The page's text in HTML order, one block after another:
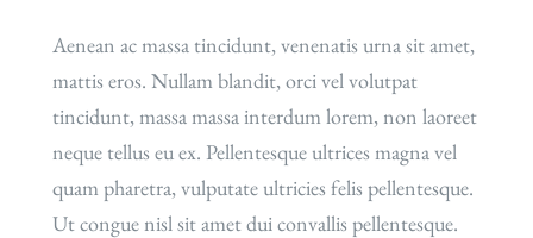
Aenean ac massa tincidunt, venenatis urna sit amet,
mattis eros. Nullam blandit, orci vel volutpat
tincidunt, massa massa interdum lorem, non laoreet
neque tellus eu ex. Pellentesque ultrices magna vel
quam pharetra, vulputate ultricies felis pellentesque.
Ut congue nisl sit amet dui convallis pellentesque.